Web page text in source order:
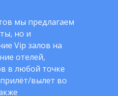
мы предлагаем
но и
Vip залов на
отелей,
в любой точке
вылет во